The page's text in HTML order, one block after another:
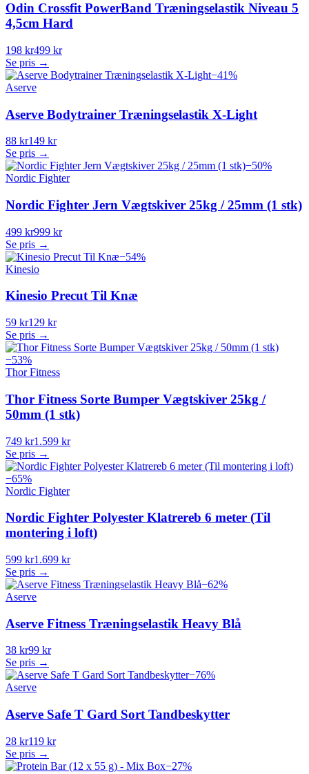
Odin Crossfit PowerBand Træningselastik Niveau 5
4,5cm Hard
198 kr499 kr
Se pris →
−41%
Aserve
Aserve Bodytrainer Træningselastik X-Light
88 kr149 kr
Se pris →
−50%
Nordic Fighter
Nordic Fighter Jern Vægtskiver 25kg / 25mm (1 stk)
499 kr999 kr
Se pris →
−54%
Kinesio
Kinesio Precut Til Knæ
59 kr129 kr
Se pris →
−53%
Thor Fitness
Thor Fitness Sorte Bumper Vægtskiver 25kg /
50mm (1 stk)
749 kr1.599 kr
Se pris →
−65%
Nordic Fighter
Nordic Fighter Polyester Klatrereb 6 meter (Til
montering i loft)
599 kr1.699 kr
Se pris →
−62%
Aserve
Aserve Fitness Træningselastik Heavy Blå
38 kr99 kr
Se pris →
−76%
Aserve
Aserve Safe T Gard Sort Tandbeskytter
28 kr119 kr
Se pris →
−27%